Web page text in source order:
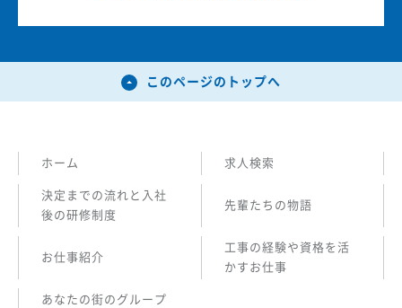
このページのトップへ
ホーム 求人検索
決定までの流れと入社
後の研修制度
先輩たちの物語
お仕事紹介
工事の経験や資格を活
かすお仕事
あなたの街のグループ